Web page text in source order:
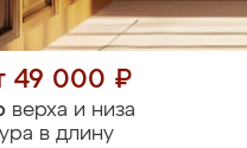
49 000 ₽
верха и низа
в длину